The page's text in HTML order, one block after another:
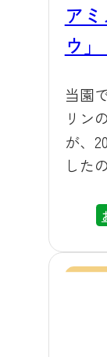
わせて
改札
場です 運行期間は、2026
（土
限定
運行
数は
お盆
は、
ます。 運行ダイヤは、上
崎方
しておりま
電車
にも
ア
ウ
当園
リン
が、
した
年
出迎
お客
これ
ださ